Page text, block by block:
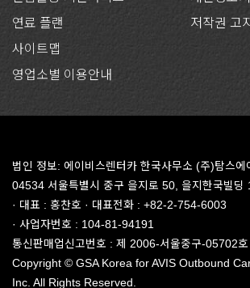
연료 플랜
사이트맵
영업소별 이용안내
저작권 고지
법인 정보: 에이비스렌터카 한국사무소 (주)탐스에
04534 서울특별시 중구 을지로 50, 을지한국빌딩
· 대표 : 홍찬호 · 대표전화 : +82-2-754-6003
· 사업자번호 : 104-81-94191
통신판매업신고번호 : 제 2006-서울중구-05702호
Copyright © GSA Korea for AVIS Outbound
Inc. All Rights Reserved.